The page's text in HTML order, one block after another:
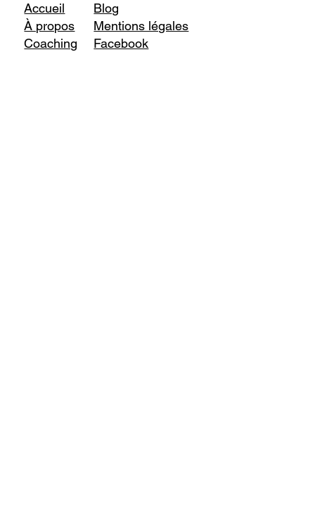
Accueil
À propos
Coaching
Blog
Mentions légales
Facebook